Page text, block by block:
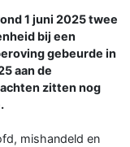
1 juni 2025 twee
bij een
gebeurde in
aan de
zitten nog
mishandeld en